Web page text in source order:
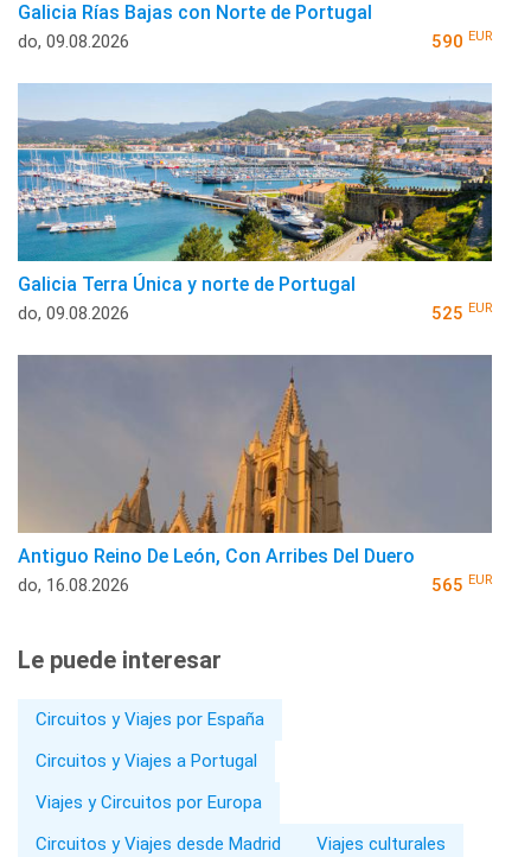
Galicia Rías Bajas con Norte de Portugal
do, 09.08.2026 590 EUR
Galicia Terra Única y norte de Portugal
do, 09.08.2026 525 EUR
Antiguo Reino De León, Con Arribes Del Duero
do, 16.08.2026 565 EUR
Le puede interesar
Circuitos y Viajes por España
Circuitos y Viajes a Portugal
Viajes y Circuitos por Europa
Circuitos y Viajes desde Madrid
Viajes culturales